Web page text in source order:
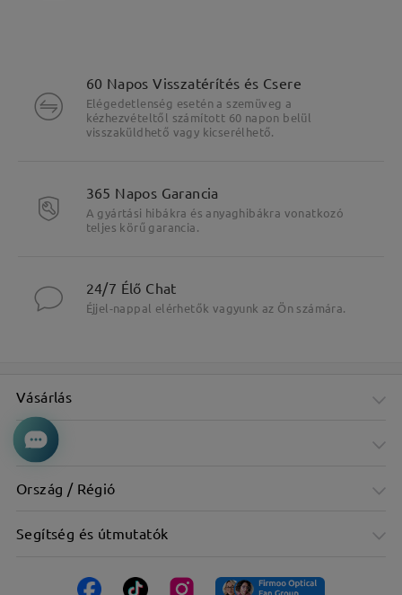
60 Napos Visszatérítés és Csere
Elégedetlenség esetén a szemüveg a
kézhezvételtől számított 60 napon belül
visszaküldhető vagy kicserélhető.
365 Napos Garancia
A gyártási hibákra és anyaghibákra vonatkozó
teljes körű garancia.
24/7 Élő Chat
Éjjel-nappal elérhetők vagyunk az Ön számára.
Vásárlás
Cég
Ország / Régió
Segítség és útmutatók